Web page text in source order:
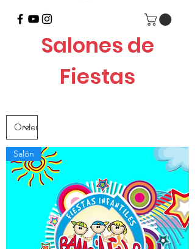
Salones de
Fiestas
Salón